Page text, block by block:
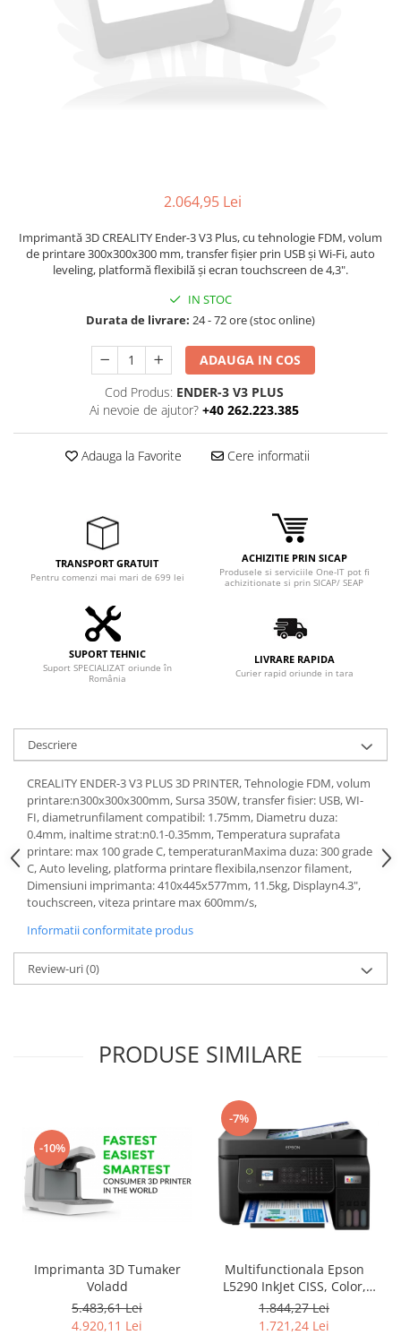
Smartphone IPhone
2.064,95 Lei
Imprimantă 3D CREALITY Ender-3 V3 Plus, cu tehnologie FDM, volum
de printare 300x300x300 mm, transfer fișier prin USB și Wi‑Fi, auto
leveling, platformă flexibilă și ecran touchscreen de 4,3".
IN STOC
Durata de livrare: 24 - 72 ore (stoc online)
ADAUGA IN COS
Cod Produs: ENDER-3 V3 PLUS
Ai nevoie de ajutor? +40 262.223.385
Adauga la Favorite Cere informatii
TRANSPORT GRATUIT
Pentru comenzi mai mari de 699 lei
ACHIZITIE PRIN SICAP
Produsele si serviciile One-IT pot fi
achizitionate si prin SICAP/ SEAP
SUPORT TEHNIC
Suport SPECIALIZAT oriunde în
România
LIVRARE RAPIDA
Curier rapid oriunde in tara
Descriere
CREALITY ENDER-3 V3 PLUS 3D PRINTER, Tehnologie FDM, volum
printare:n300x300x300mm, Sursa 350W, transfer fisier: USB, WI-
FI, diametrunfilament compatibil: 1.75mm, Diametru duza:
0.4mm, inaltime strat:n0.1-0.35mm, Temperatura suprafata
printare: max 100 grade C, temperaturanMaxima duza: 300 grade
C, Auto leveling, platforma printare flexibila,nsenzor filament,
Dimensiuni imprimanta: 410x445x577mm, 11.5kg, Displayn4.3",
touchscreen, viteza printare max 600mm/s,
Informatii conformitate produs
Review-uri(0)
PRODUSE SIMILARE
-10%
Imprimanta 3D Tumaker
Voladd
5.483,61 Lei
4.920,11 Lei
-7%
Multifunctionala Epson
L5290 InkJet CISS, Color,
Format A4, Retea, Wi-Fi, Fax
1.844,27 Lei
1.721,24 Lei